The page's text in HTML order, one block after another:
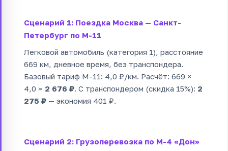
Сценарий 1: Поездка Москва — Санкт-
Петербург по М-11
Легковой автомобиль (категория 1), расстояние
669 км, дневное время, без транспондера.
Базовый тариф М-11: 4,0 ₽/км. Расчёт: 669 ×
4,0 = 2 676 ₽. С транспондером (скидка 15%): 2
275 ₽ — экономия 401 ₽.
Сценарий 2: Грузоперевозка по М-4 «Дон»